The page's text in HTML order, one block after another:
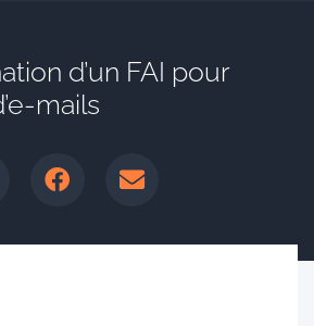
d’un FAI pour
mails